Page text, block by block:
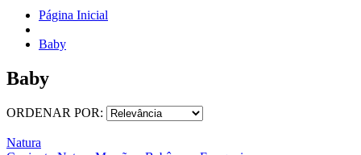
Página Inicial
Baby
Baby
ORDENAR POR:
Natura